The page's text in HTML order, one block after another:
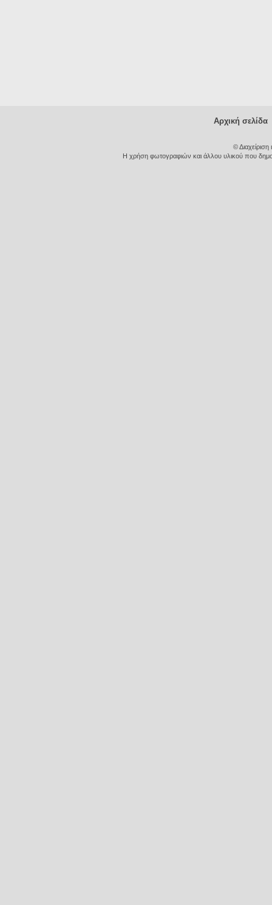
Αρχική σελίδα
©
Η χρήση φωτογραφιών και άλλου υλικού που